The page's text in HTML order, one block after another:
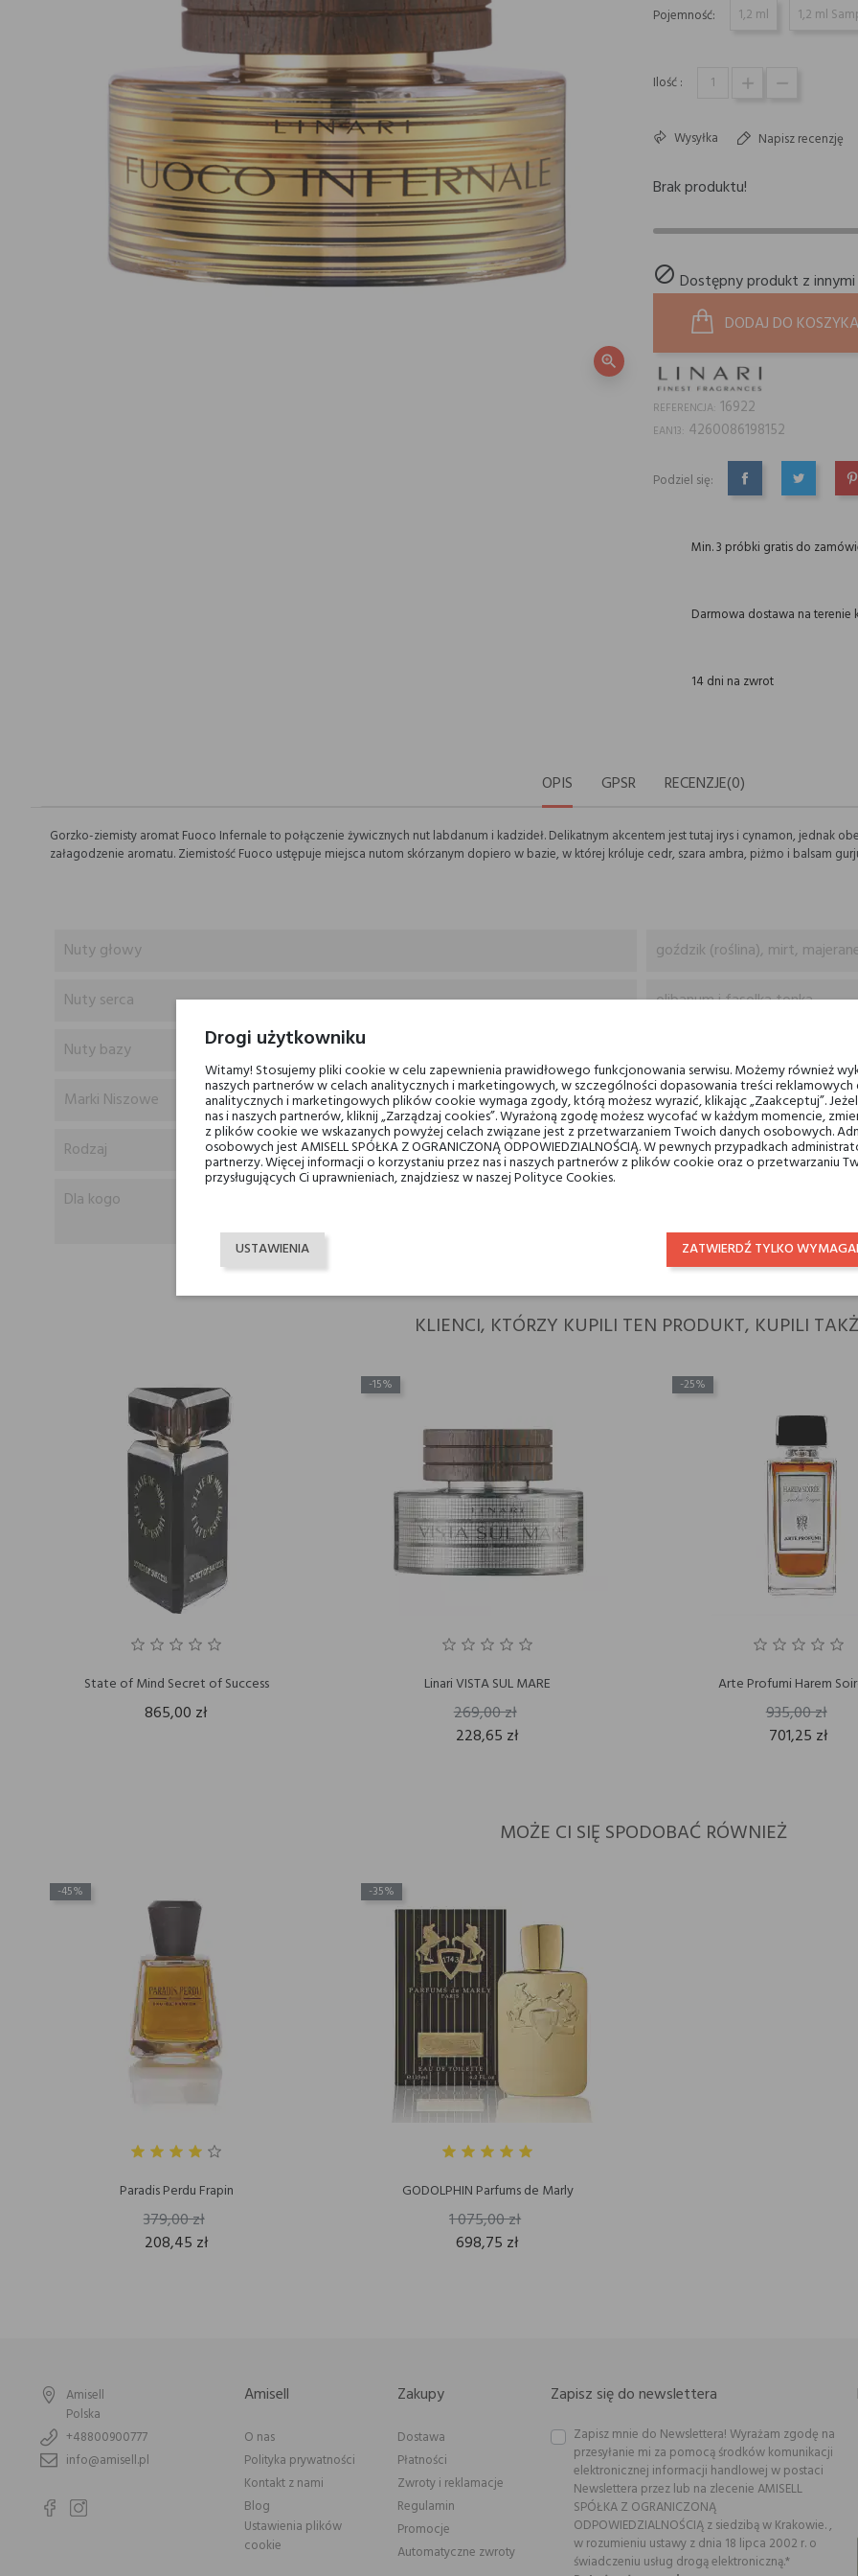
zoom_in
Pojemność: 1,2 ml 1,2 ml
Ilość :
Wysyłka Napisz recenzję
Brak produktu!
 Dostępny produkt z
DODAJ DO KOSZYKA
REFERENCJA: 16922
EAN13: 4260086198152
Podziel się:
UDOSTĘPNIJTWEETUJ
Min. 3 próbki gratis do
Darmowa dostawa na terenie
14 dni na zwrot
OPIS GPSR RECENZJE(0)
Gorzko-ziemisty aromat Fuoco Infernale to połączenie żywicznych nut labdanum i kadzideł. Delikatnym akcentem jest tutaj irys i cynamon, jednak
załagodzenie aromatu. Ziemistość Fuoco ustępuje miejsca nutom skórzanym dopiero w bazie, w której króluje cedr, szara ambra, piżmo i balsam
Nuty głowy
goździk (roślina), mirt,
Nuty serca
olibanum i fasolka tonka
Nuty bazy
Marki Niszowe
Linari
Rodzaj
wody perfumowane
Dla kogo
KLIENCI, KTÓRZY KUPILI TEN PRODUKT, KUPILI
State of Mind Secret of Success
865,00 zł
-15%
Linari VISTA SUL MARE
269,00 zł
228,65 zł
-25%
Arte Profumi Harem
935,00 zł
701,25 zł
MOŻE CI SIĘ SPODOBAĆ RÓWNIEŻ
-45%
Paradis Perdu Frapin
379,00 zł
208,45 zł
-35%
GODOLPHIN Parfums de Marly
1 075,00 zł
698,75 zł
Amisell
Polska
+48800900777
info@amisell.pl
Amisell
O nas
Polityka prywatności
Kontakt z nami
Blog
Ustawienia plików
cookie
Zakupy
Dostawa
Płatności
Zwroty i reklamacje
Regulamin
Promocje
Automatyczne zwroty
Zapisz się do newslettera
Zapisz mnie do Newslettera! Wyrażam zgodę na
przesyłanie mi za pomocą środków komunikacji
elektronicznej informacji handlowej w postaci
Newslettera przez lub na zlecenie AMISELL
SPÓŁKA Z OGRANICZONĄ
ODPOWIEDZIALNOŚCIĄ z siedzibą w Krakowie. ,
w rozumieniu ustawy z dnia 18 lipca 2002 r. o
świadczeniu usług drogą elektroniczną.*
Drogi użytkowniku
Witamy! Stosujemy pliki cookie w celu zapewnienia prawidłowego funkcjonowania serwisu. Możemy również
naszych partnerów w celach analitycznych i marketingowych, w szczególności dopasowania treści
analitycznych i marketingowych plików cookie wymaga zgody, którą możesz wyrazić, klikając „Zaakceptuj”.
nas i naszych partnerów, kliknij „Zarządzaj cookies”. Wyrażoną zgodę możesz wycofać w każdym momencie,
z plików cookie we wskazanych powyżej celach związane jest z przetwarzaniem Twoich danych osobowych.
osobowych jest AMISELL SPÓŁKA Z OGRANICZONĄ ODPOWIEDZIALNOŚCIĄ. W pewnych przypadkach
partnerzy. Więcej informacji o korzystaniu przez nas i naszych partnerów z plików cookie oraz o przetwarzaniu
przysługujących Ci uprawnieniach, znajdziesz w naszej Polityce Cookies.
USTAWIENIA ZATWIERDŹ TYLKO